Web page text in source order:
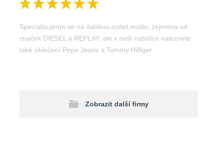
Specializujeme se na italskou outlet módu, zejména od
značek DIESEL a REPLAY, ale v naší nabídce naleznete
také oblečení Pepe Jeans a Tommy Hilfiger.
Zobrazit další firmy